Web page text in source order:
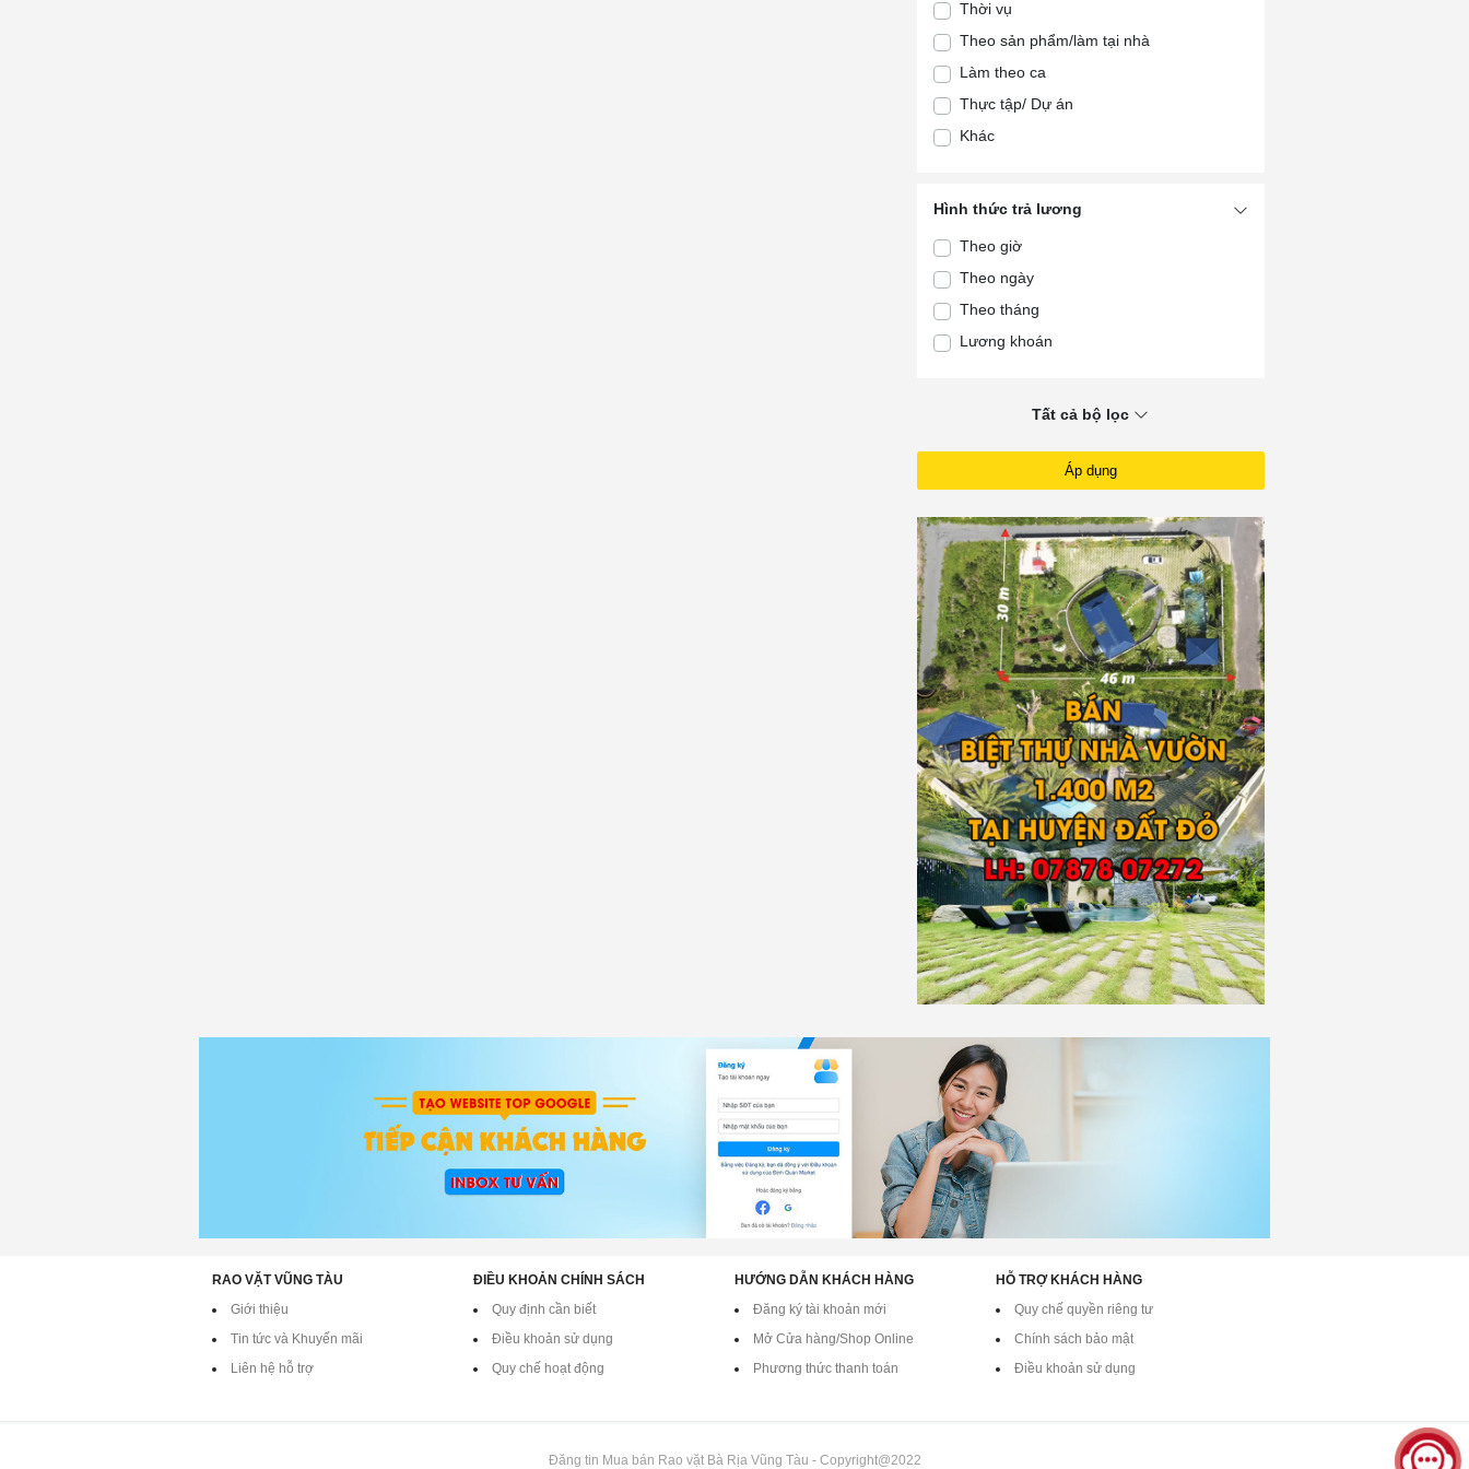
Hành chính/Thư ký/Trợ lý
Tài chính/Kế toán/Kiểm toán
Thợ Dệt/May/Da giày
Thợ sửa chữa các loại
Thợ sắt/hàn/cơ khí
Thợ xây/Thợ hồ
Thời vụ
Theo sản phẩm/làm tại nhà
Làm theo ca
Thực tập/ Dự án
Khác
Hình thức trả lương
Theo giờ
Theo ngày
Theo tháng
Lương khoán
Tất cả bộ lọc
Áp dụng
RAO VẶT VŨNG TÀU
Giới thiệu
Tin tức và Khuyến mãi
Liên hệ hỗ trợ
ĐIỀU KHOẢN CHÍNH SÁCH
Quy định cần biết
Điều khoản sử dụng
Quy chế hoạt động
HƯỚNG DẪN KHÁCH HÀNG
Đăng ký tài khoản mới
Mở Cửa hàng/Shop Online
Phương thức thanh toán
HỖ TRỢ KHÁCH HÀNG
Quy chế quyền riêng tư
Chính sách bảo mật
Điều khoản sử dụng
Đăng tin Mua bán Rao vặt Bà Rịa Vũng Tàu - Copyright@2022